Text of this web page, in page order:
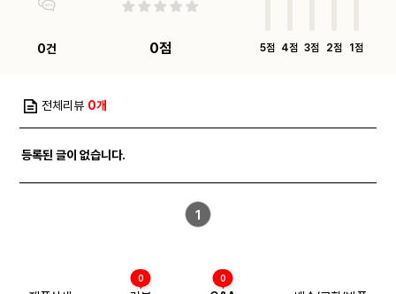
0건 0점 5점 4점 3점 2점 1점
전체리뷰 0개
등록된 글이 없습니다.
1
0 0